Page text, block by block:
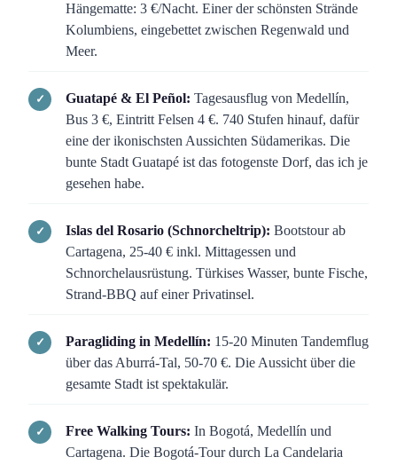
Hängematte: 3 €/Nacht. Einer der schönsten Strände
Kolumbiens, eingebettet zwischen Regenwald und
Meer.
Guatapé & El Peñol: Tagesausflug von Medellín,
Bus 3 €, Eintritt Felsen 4 €. 740 Stufen hinauf, dafür
eine der ikonischsten Aussichten Südamerikas. Die
bunte Stadt Guatapé ist das fotogenste Dorf, das ich je
gesehen habe.
Islas del Rosario (Schnorcheltrip): Bootstour ab
Cartagena, 25-40 € inkl. Mittagessen und
Schnorchelausrüstung. Türkises Wasser, bunte Fische,
Strand-BBQ auf einer Privatinsel.
Paragliding in Medellín: 15-20 Minuten Tandemflug
über das Aburrá-Tal, 50-70 €. Die Aussicht über die
gesamte Stadt ist spektakulär.
Free Walking Tours: In Bogotá, Medellín und
Cartagena. Die Bogotá-Tour durch La Candelaria